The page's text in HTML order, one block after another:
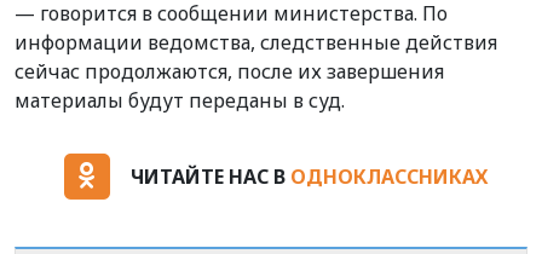
— говорится в сообщении министерства. По
информации ведомства, следственные действия
сейчас продолжаются, после их завершения
материалы будут переданы в суд.
ЧИТАЙТЕ НАС В ОДНОКЛАССНИКАХ